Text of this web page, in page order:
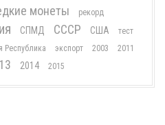
монеты
рекорд
СПМД СССР США
тест
Республика экспорт 2003 2011
2014 2015